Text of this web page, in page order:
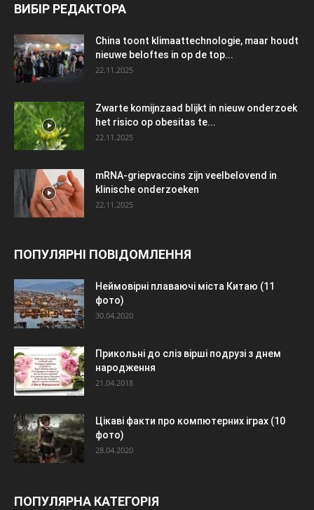
ВИБІР РЕДАКТОРА
China toont klimaattechnologie, maar houdt
nieuwe beloftes in op de top...
22.11.2025
Zwarte komijnzaad blijkt in nieuw onderzoek
het risico op obesitas te...
22.11.2025
mRNA-griepvaccins zijn veelbelovend in
klinische onderzoeken
22.11.2025
ПОПУЛЯРНІ ПОВІДОМЛЕННЯ
Неймовірні плаваючі міста Китаю (11
фото)
30.04.2020
Прикольні до сліз вірші подрузі з днем
народження
21.04.2018
Цікаві факти про компютерних іграх (10
фото)
28.04.2020
ПОПУЛЯРНА КАТЕГОРІЯ